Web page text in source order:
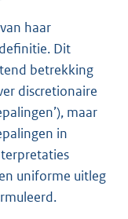
haar
Dit
betrekking
discretionaire
maar
in
uniforme uitleg